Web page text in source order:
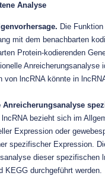
Analyse
Die
mit dem benachbarten
Protein-kodierenden
Anreicherungsanalyse
von lncRNA könnte in
Anreicherungsanalyse
bezieht sich im
Expression oder
spezifischer Expression.
dieser spezifischen
KEGG durchgeführt werden.